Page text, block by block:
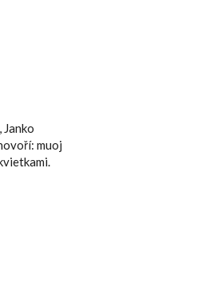
Janko
muoj